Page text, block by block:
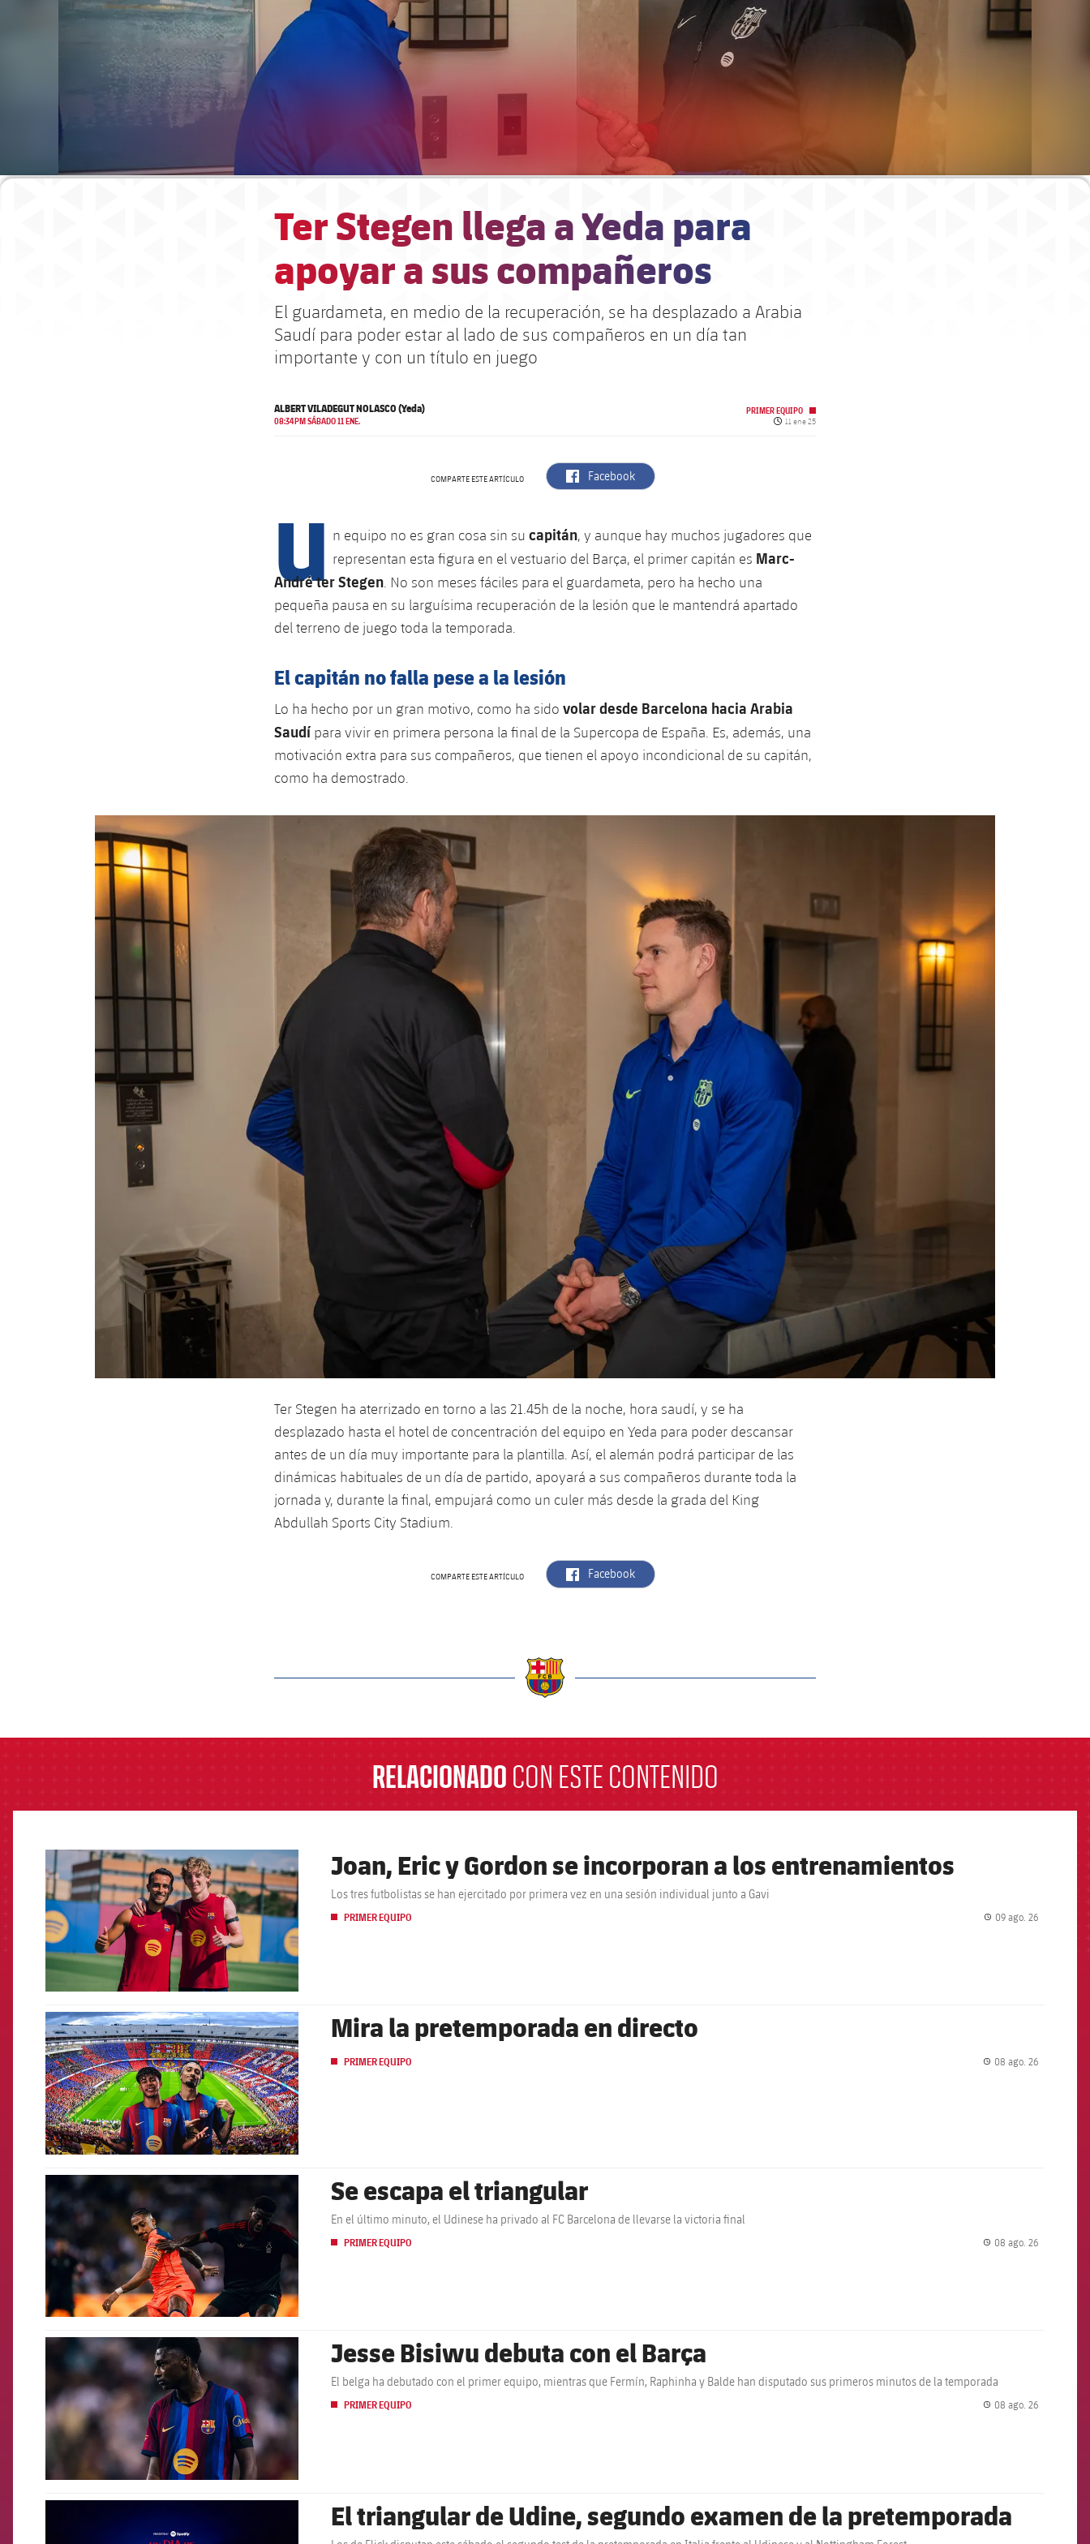
Ter Stegen llega a Yeda para
apoyar a sus compañeros
El guardameta, en medio de la recuperación, se ha desplazado a Arabia
Saudí para poder estar al lado de sus compañeros en un día tan
importante y con un título en juego
ALBERT VILADEGUT NOLASCO (Yeda)
08:34PM SÁBADO 11 ENE.
PRIMER EQUIPO
Fecha de publicación
11 ene 25
COMPARTE ESTE ARTÍCULO label.aria.facebook
Facebook
U n equipo no es gran cosa sin su capitán, y aunque hay muchos jugadores que
representan esta figura en el vestuario del Barça, el primer capitán es Marc-
André ter Stegen. No son meses fáciles para el guardameta, pero ha hecho una
pequeña pausa en su larguísima recuperación de la lesión que le mantendrá apartado
del terreno de juego toda la temporada.
El capitán no falla pese a la lesión
Lo ha hecho por un gran motivo, como ha sido volar desde Barcelona hacia Arabia
Saudí para vivir en primera persona la final de la Supercopa de España. Es, además, una
motivación extra para sus compañeros, que tienen el apoyo incondicional de su capitán,
como ha demostrado.
Ter Stegen ha aterrizado en torno a las 21.45h de la noche, hora saudí, y se ha
desplazado hasta el hotel de concentración del equipo en Yeda para poder descansar
antes de un día muy importante para la plantilla. Así, el alemán podrá participar de las
dinámicas habituales de un día de partido, apoyará a sus compañeros durante toda la
jornada y, durante la final, empujará como un culer más desde la grada del King
Abdullah Sports City Stadium.
COMPARTE ESTE ARTÍCULO label.aria.facebook
Facebook
RELACIONADO CON ESTE CONTENIDO
FCB Barcelona badge Joan, Eric y Gordon se incorporan a los entrenamientos
Los tres futbolistas se han ejercitado por primera vez en una sesión individual junto a Gavi
PRIMER EQUIPO 09 ago. 26
FCB Barcelona badge Mira la pretemporada en directo
PRIMER EQUIPO 08 ago. 26
FCB Barcelona badge Se escapa el triangular
En el último minuto, el Udinese ha privado al FC Barcelona de llevarse la victoria final
PRIMER EQUIPO 08 ago. 26
FCB Barcelona badge Jesse Bisiwu debuta con el Barça
El belga ha debutado con el primer equipo, mientras que Fermín, Raphinha y Balde han disputado sus primeros minutos de la temporada
PRIMER EQUIPO 08 ago. 26
El triangular de Udine, segundo examen de la pretemporada